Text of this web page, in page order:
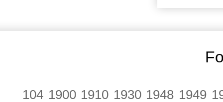
104 1900 1910 1930 1948 1949